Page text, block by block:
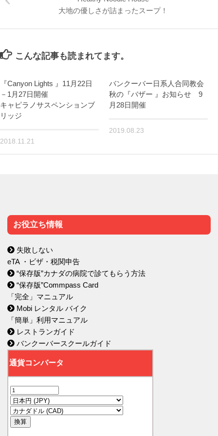
大地の優しさが詰まったスープ！
こんな記事も読まれてます。
『Canyon Lights 』11月22日
－1月27日開催
キャピラノサスペンションブ
リッジ
2018.11.21
バンクーバー日系人合同教会
秋の『バザー 』お知らせ 9
月28日開催
2019.08.23
お役立ち情報
失敗しない
eTA ・ビザ・税関申告
“保存版”カナダの病院で診てもらう方法
“保存版”Commpass Card
「完全」マニュアル
Mobi レンタル バイク
「簡単」利用マニュアル
レストランガイド
バンクーバースクールガイド